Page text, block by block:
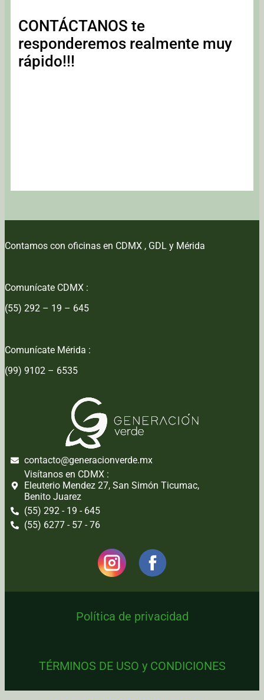
CONTÁCTANOS te
responderemos realmente muy
rápido!!!
Contamos con oficinas en CDMX , GDL y Mérida
Comunícate CDMX :
(55) 292 – 19 – 645
Comunícate Mérida :
(99) 9102 – 6535
contacto@generacionverde.mx
Visítanos en CDMX :
Eleuterio Mendez 27, San Simón Ticumac,
Benito Juarez
(55) 292 - 19 - 645
(55) 6277 - 57 - 76
Política de privacidad
TÉRMINOS DE USO y CONDICIONES